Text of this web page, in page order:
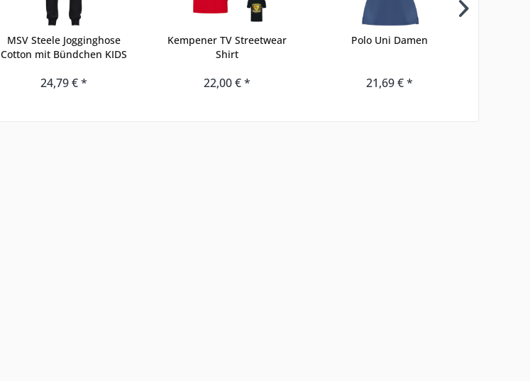
MSV Steele Jogginghose
Cotton mit Bündchen KIDS
24,79 € *
Kempener TV Streetwear
Shirt
22,00 € *
Polo Uni Damen
21,69 € *